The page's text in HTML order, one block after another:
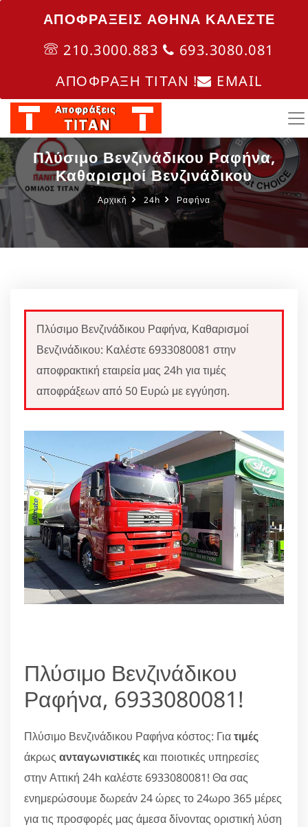
ΑΠΟΦΡΑΞΕΙΣ ΑΘΗΝΑ ΚΑΛΈΣΤΕ
210.3000.883
693.3080.081
ΑΠΟΦΡΑΞΗ ΤΙΤΑΝ !
EMAIL
Πλύσιμο Βενζινάδικου Ραφήνα,
Καθαρισμοί Βενζινάδικου
Αρχική 24h Ραφήνα
Πλύσιμο Βενζινάδικου Ραφήνα, Καθαρισμοί
Βενζινάδικου: Καλέστε 6933080081 στην
αποφρακτική εταιρεία μας 24h για τιμές
αποφράξεων από 50 Ευρώ με εγγύηση.
Πλύσιμο Βενζινάδικου
Ραφήνα, 6933080081!
Πλύσιμο Βενζινάδικου Ραφήνα κόστος: Γιατιμές
άκρως ανταγωνιστικές και ποιοτικές υπηρεσίες
στην Αττική 24h καλέστε 6933080081! Θα σας
ενημερώσουμε δωρεάν 24 ώρες το 24ωρο 365 μέρες
για τις προσφορές μας άμεσα δίνοντας οριστική λύση